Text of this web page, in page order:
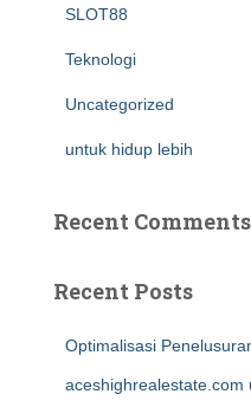
SLOT88
Teknologi
Uncategorized
untuk hidup lebih
Recent Comments
Recent Posts
Optimalisasi
aceshighrealestate.com